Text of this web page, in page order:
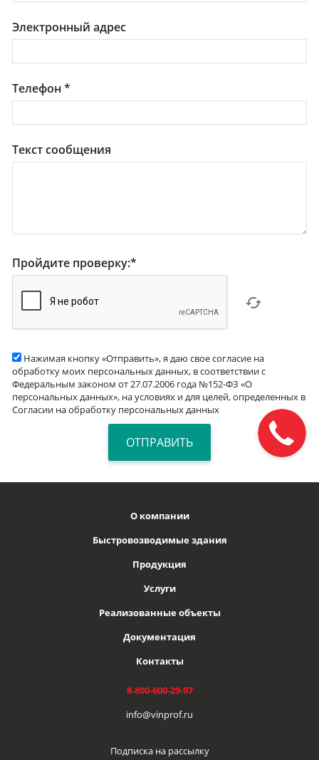
Электронный адрес
Телефон*
Текст сообщения
Пройдите проверку:*
Нажимая кнопку «Отправить», я даю свое согласие на
обработку моих персональных данных, в соответствии с
Федеральным законом от 27.07.2006 года №152-ФЗ «О
персональных данных», на условиях и для целей, определенных в
Согласии на обработку персональных данных
О компании
Быстровозводимые здания
Продукция
Услуги
Реализованные объекты
Документация
Контакты
8-800-600-29-97
info@vinprof.ru
Подписка на рассылку